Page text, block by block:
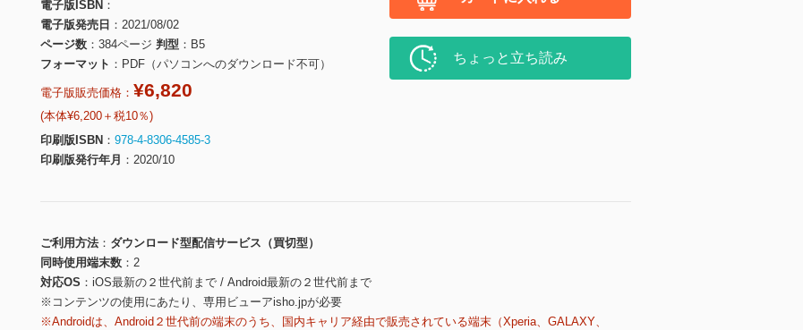
電子版ISBN
電子版発売日
2021/08/02
ページ数
384ページ 判型
B5
フォーマット
PDF（パソコンへのダウンロード不可）
電子版販売価格： ¥6,820
(本体¥6,200＋税10％)
印刷版ISBN
978-4-8306-4585-3
印刷版発行年月
2020/10
ちょっと立ち読み
ご利用方法
ダウンロード型配信サービス（買切型）
同時使用端末数
2
対応OS
iOS最新の２世代前まで / Android最新の２世代前まで
※コンテンツの使用にあたり、専用ビューアisho.jpが必要
※Androidは、Android２世代前の端末のうち、国内キャリア経由で販売されている端末（Xperia、GALAXY、